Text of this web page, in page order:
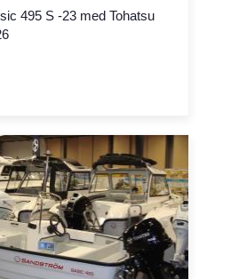
495 S -23 med Tohatsu